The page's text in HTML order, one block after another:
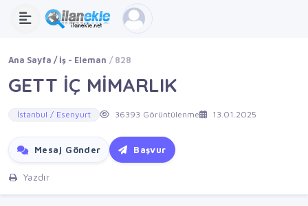
Ana Sayfa İş - Eleman 828
GETT İÇ MİMARLIK
İstanbul / Esenyurt 36393 Görüntülenme 13.01.2025
Mesaj Gönder Başvur
Yazdır